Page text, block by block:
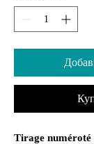
Tirage numéroté